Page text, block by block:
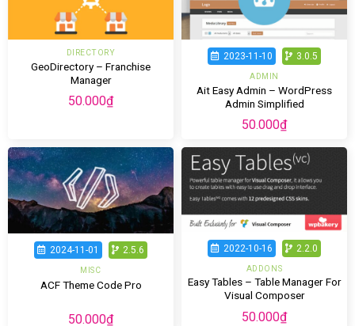
DIRECTORY
GeoDirectory – Franchise
Manager
50.000₫
2023-11-10 3.0.5
ADMIN
Ait Easy Admin – WordPress
Admin Simplified
50.000₫
2024-11-01 2.5.6
MISC
ACF Theme Code Pro
50.000₫
2022-10-16 2.2.0
ADDONS
Easy Tables – Table Manager For
Visual Composer
50.000₫